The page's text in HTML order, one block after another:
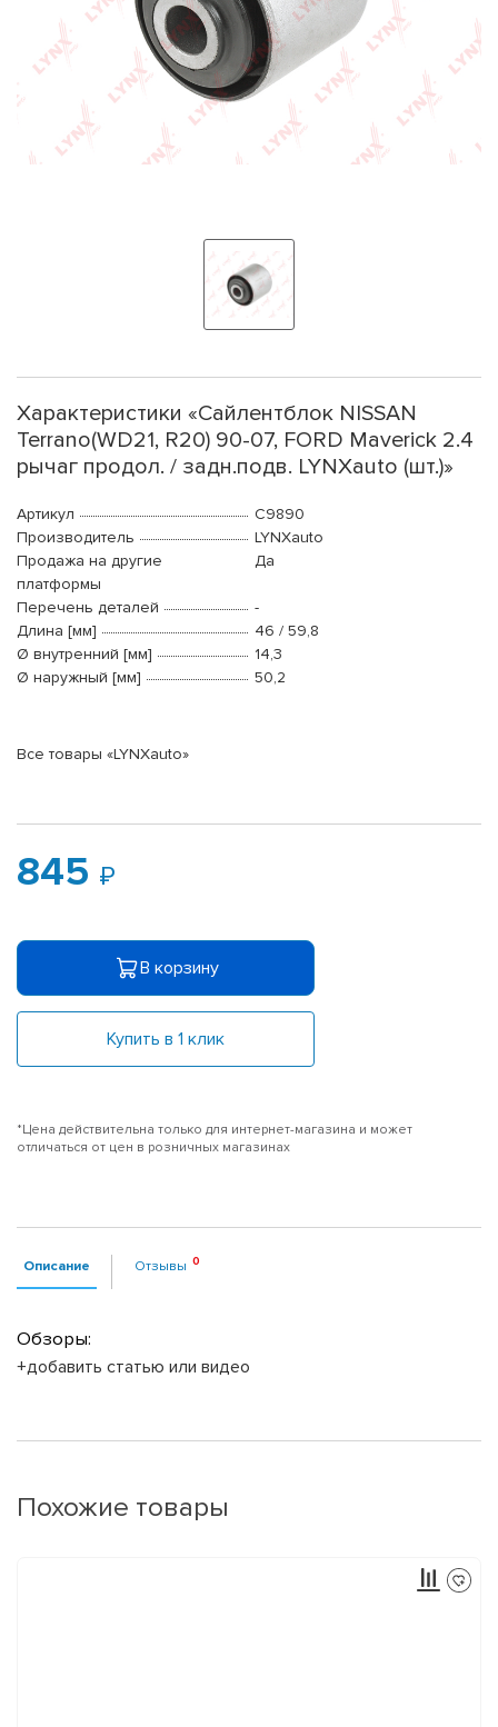
Характеристики «Сайлентблок NISSAN
Terrano(WD21, R20) 90-07, FORD Maverick 2.4
рычаг продол. / задн.подв. LYNXauto (шт.)»
Артикул
C9890
Производитель
LYNXauto
Продажа на другие
платформы
Да
Перечень деталей
-
Длина [мм]
46 / 59,8
Ø внутренний [мм]
14,3
Ø наружный [мм]
50,2
Все товары «LYNXauto»
845
В корзину
Купить в 1 клик
*Цена действительна только для интернет-магазина и может
отличаться от цен в розничных магазинах
Описание Отзывы
Обзоры:
+добавить статью или видео
Похожие товары